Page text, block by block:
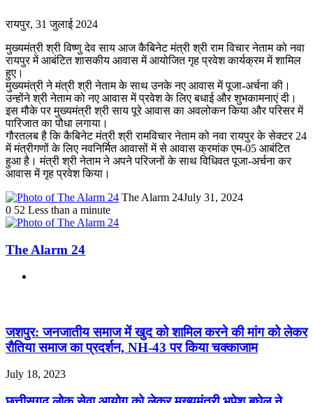
रायपुर, 31 जुलाई 2024
मुख्यमंत्री श्री विष्णु देव साय आज कैबिनेट मंत्री श्री राम विचार नेताम को नवा
रायपुर में आबंटित शासकीय आवास में आयोजित गृह प्रवेश कार्यक्रम में शामिल
हुए।
मुख्यमंत्री ने मंत्री श्री नेताम के साथ उनके नए आवास में पूजा-अर्चना की।
उन्होंने श्री नेताम को नए आवास में प्रवेश के लिए बधाई और शुभकामनाएं दी।
इस मौके पर मुख्यमंत्री श्री साय पूरे आवास का अवलोकन किया और परिसर में
पारिजात का पौधा लगाया।
गौरतलब है कि कैबिनेट मंत्री श्री रामविचार नेताम को नवा रायपुर के सेक्टर 24
में मंत्रीगणों के लिए नवनिर्मित आवासों में से आवास क्रमांक एम-05 आबंटित
हुआ है। मंत्री श्री नेताम ने अपने परिजनों के साथ विधिवत पूजा-अर्चना कर
आवास में गृह प्रवेश किया।
The Alarm 24July 31, 2024
0 52 Less than a minute
The Alarm 24
जशपुर: जनजातीय समाज में खुद को शामिल करने की मांग को लेकर
रौतिया समाज का प्रदर्शन, NH-43 पर किया चक्काजाम
July 18, 2023